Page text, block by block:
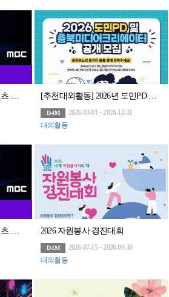
[MBC] 언리얼&블렌더 콘텐츠 전문가 과정 7기 모집 (~7/29) [추천대외활동] 2026년 도민PD 및 충북미디어크리에이터 (~02.11.수 14시까지)
D-4M
2026-03-01 ~ 2026-12-31
대외활동
2026 자원봉사 경진대회
D-1M
2026-07-15 ~ 2026-09-30
대외활동